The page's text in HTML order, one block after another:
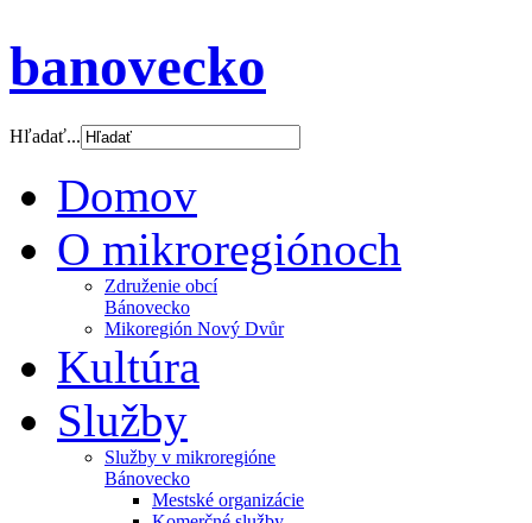
banovecko
Hľadať...
Domov
O mikroregiónoch
Združenie obcí
Bánovecko
Mikoregión Nový Dvůr
Kultúra
Služby
Služby v mikroregióne
Bánovecko
Mestské organizácie